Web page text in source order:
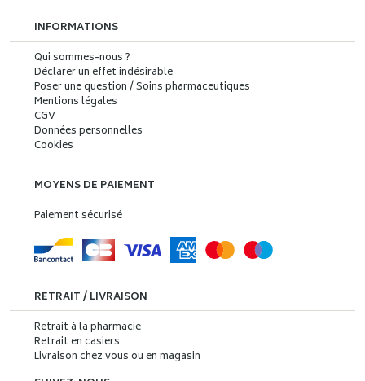
INFORMATIONS
Qui sommes-nous ?
Déclarer un effet indésirable
Poser une question / Soins pharmaceutiques
Mentions légales
CGV
Données personnelles
Cookies
MOYENS DE PAIEMENT
Paiement sécurisé
RETRAIT / LIVRAISON
Retrait à la pharmacie
Retrait en casiers
Livraison chez vous ou en magasin